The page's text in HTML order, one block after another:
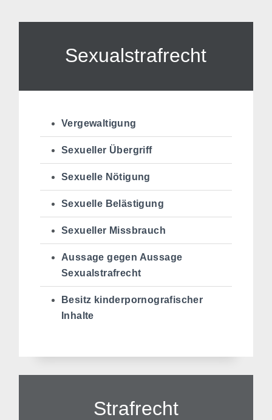
Sexualstrafrecht
Vergewaltigung
Sexueller Übergriff
Sexuelle Nötigung
Sexuelle Belästigung
Sexueller Missbrauch
Aussage gegen Aussage
Sexualstrafrecht
Besitz kinderpornografischer
Inhalte
Strafrecht